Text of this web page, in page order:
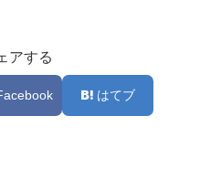
アする
はてブ